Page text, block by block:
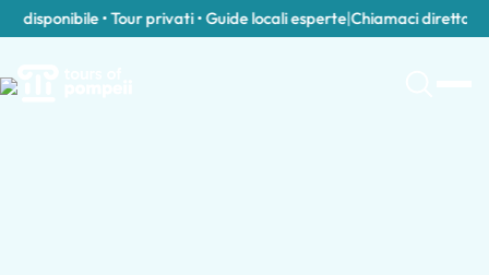
• Tour privati • Guide locali esperte|Chiamaci